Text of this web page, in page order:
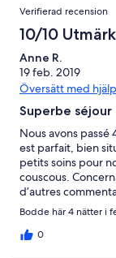
Verifierad recension
10/10
Anne R.
19 feb. 2019
Översätt med
Superbe séjour
Nous avons passé
est parfait, bien
petits soins pour
couscous.
d’autres
plusieurs Ryad à
surprise
Bodde här 4 nätter i
0